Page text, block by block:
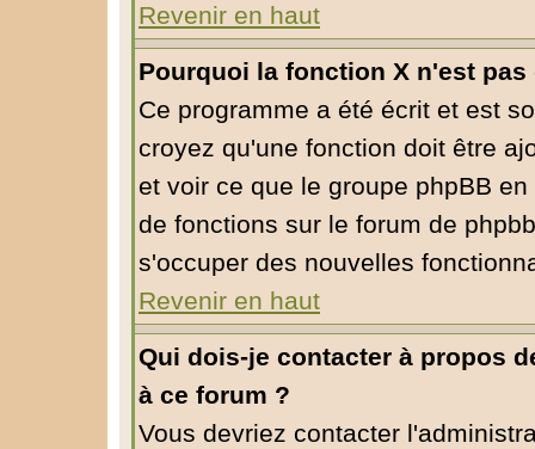
Revenir en haut
Pourquoi la fonction X n'est
Ce programme a été écrit et est
croyez qu'une fonction doit être
et voir ce que le groupe phpBB
de fonctions sur le forum de
s'occuper des nouvelles
Revenir en haut
Qui dois-je contacter à propos
à ce forum ?
Vous devriez contacter